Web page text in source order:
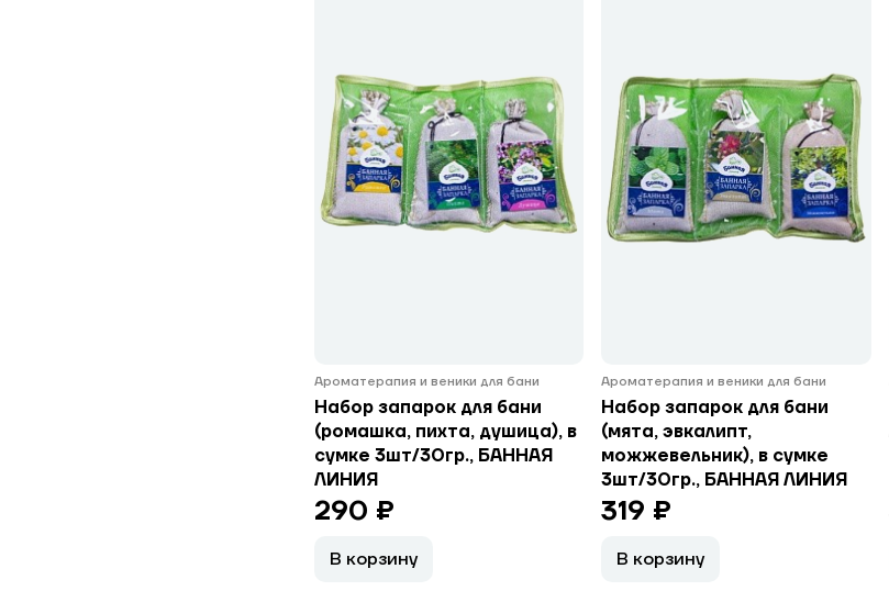
Ароматерапия и веники для бани
Набор запарок для бани
(ромашка, пихта, душица), в
сумке 3шт/30гр., БАННАЯ
ЛИНИЯ
290 ₽
В корзину
Ароматерапия и веники для бани
Набор запарок для бани
(мята, эвкалипт,
можжевельник), в сумке
3шт/30гр., БАННАЯ ЛИНИЯ
319 ₽
В корзину